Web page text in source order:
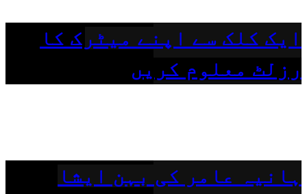
ایک کلک سے اپنے میٹرک کا
رزلٹ معلوم کریں
ہانیہ عامر کی بہن ایشا